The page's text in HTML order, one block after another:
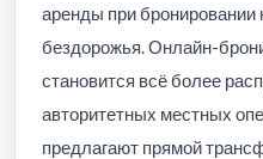
аренды при бронировании
бездорожья. Онлайн-
становится всё более
авторитетных местных
предлагают прямой